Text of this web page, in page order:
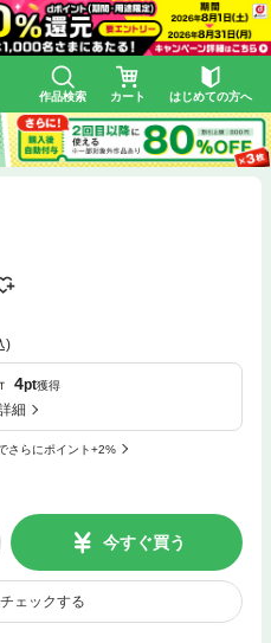
作品検索 カート はじめての方へ
)
4pt獲得
細
さらにポイント+2%
今すぐ買う
ェックする